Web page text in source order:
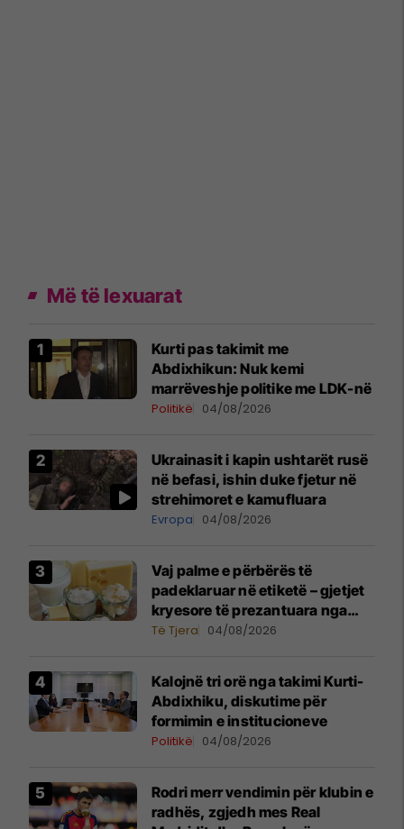
Më të lexuarat
Kurti pas takimit me
Abdixhikun: Nuk kemi
marrëveshje politike me LDK-në
Politikë 04/08/2026
Ukrainasit i kapin ushtarët rusë
në befasi, ishin duke fjetur në
strehimoret e kamufluara
Evropa 04/08/2026
Vaj palme e përbërës të
padeklaruar në etiketë – gjetjet
kryesore të prezantuara nga
AUV-i pas kontrollit në sektorin
Të Tjera 04/08/2026
Kalojnë tri orë nga takimi Kurti-
Abdixhiku, diskutime për
formimin e institucioneve
Politikë 04/08/2026
Rodri merr vendimin për klubin e
radhës, zgjedh mes Real